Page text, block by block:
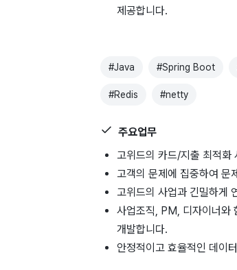
제공합니다.
#Java #Spring Boot
#Redis #netty
주요업무
고위드의 카드/지출 최적화
고객의 문제에 집중하여 문
고위드의 사업과 긴밀하게
사업조직, PM, 디자이너와
개발합니다.
안정적이고 효율적인 데이